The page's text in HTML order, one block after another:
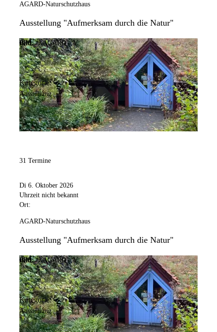
AGARD-Naturschutzhaus
Ausstellung "Aufmerksam durch die Natur"
Bild: © AGARD e.V.
Kategorie:
Ausstellung
31 Termine
Di 6. Oktober 2026
Uhrzeit nicht bekannt
Ort:
AGARD-Naturschutzhaus
Ausstellung "Aufmerksam durch die Natur"
Bild: © AGARD e.V.
Kategorie:
Ausstellung